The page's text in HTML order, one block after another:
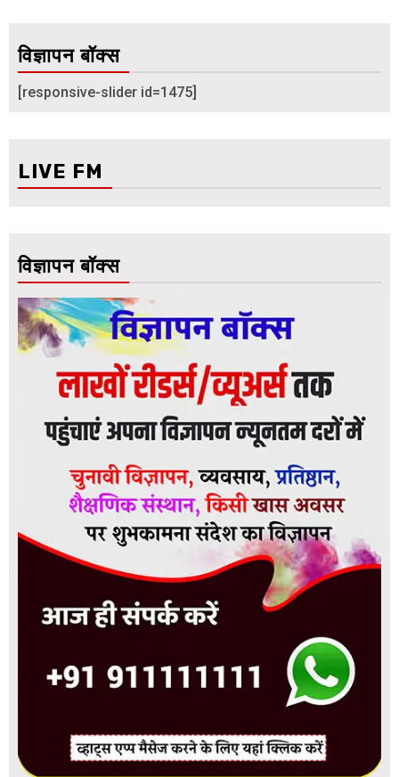
विज्ञापन बॉक्स
[responsive-slider id=1475]
LIVE FM
विज्ञापन बॉक्स